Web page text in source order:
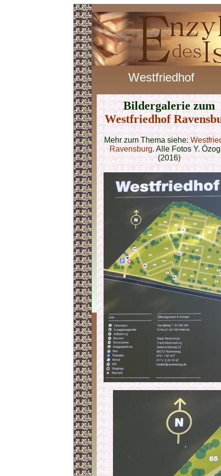
Westfriedhof
Bildergalerie zum
Westfriedhof
Mehr zum Thema siehe:
Ravensburg. Alle Fotos Y.
(2016)